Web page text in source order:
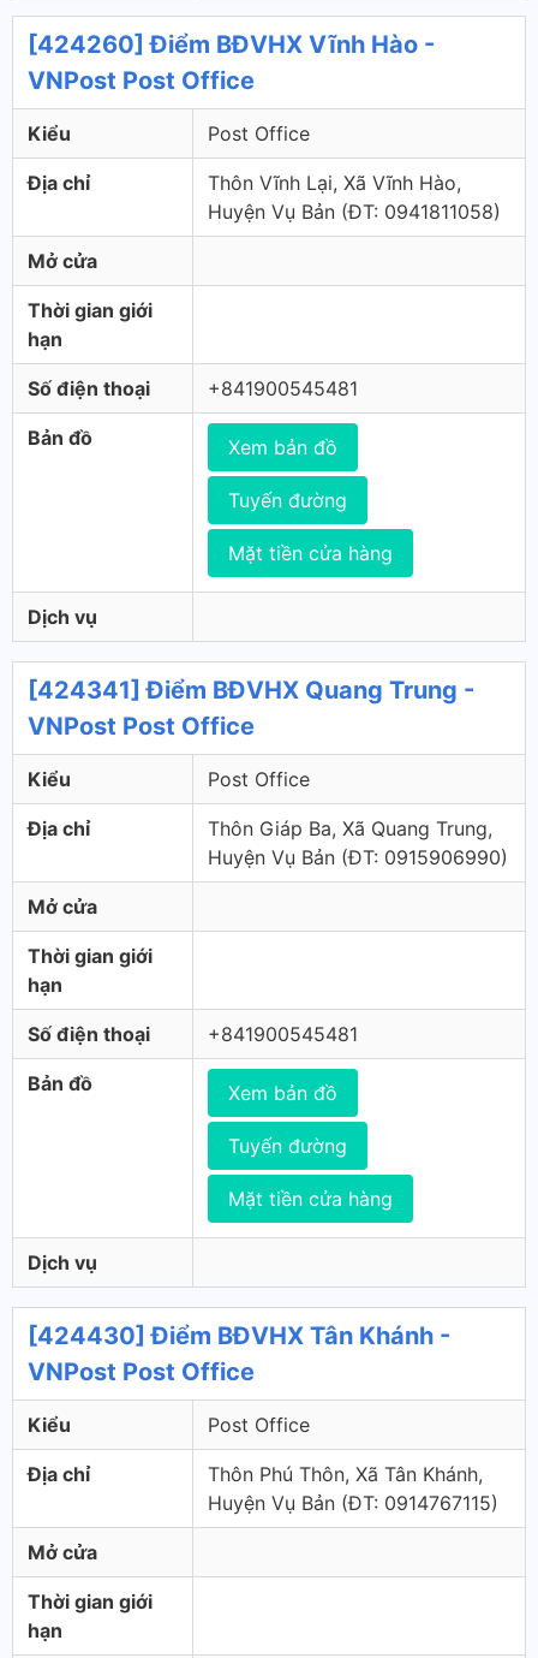
[424260] Điểm BĐVHX Vĩnh Hào -
VNPost Post Office
Kiểu Post Office
Địa chỉ
Thôn Vĩnh Lại, Xã Vĩnh Hào,
Huyện Vụ Bản (ÐT: ‎0941811058)
Mở cửa
Thời gian giới
hạn
Số điện thoại +841900545481
Bản đồ Xem bản đồ
Tuyến đường
Mặt tiền cửa hàng
Dịch vụ
[424341] Điểm BĐVHX Quang Trung -
VNPost Post Office
Kiểu Post Office
Địa chỉ
Thôn Giáp Ba, Xã Quang Trung,
Huyện Vụ Bản (ÐT: 0915906990)
Mở cửa
Thời gian giới
hạn
Số điện thoại +841900545481
Bản đồ Xem bản đồ
Tuyến đường
Mặt tiền cửa hàng
Dịch vụ
[424430] Điểm BĐVHX Tân Khánh -
VNPost Post Office
Kiểu Post Office
Địa chỉ
Thôn Phú Thôn, Xã Tân Khánh,
Huyện Vụ Bản (ÐT: 0914767115)
Mở cửa
Thời gian giới
hạn